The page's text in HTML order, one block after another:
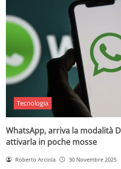
Tecnologia
WhatsApp, arriva la modalità
attivarla in poche mosse
Roberto Arciola 30 Novembre 2025